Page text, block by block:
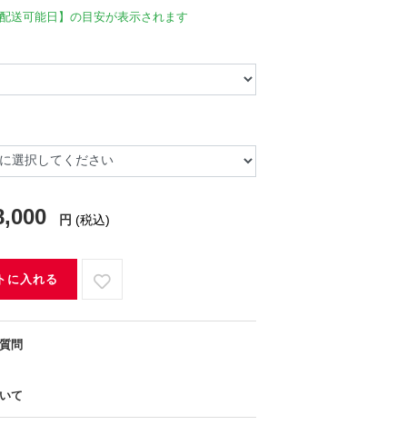
送可能日】の目安が表示されます
円 (税込)
に入れる
問
て